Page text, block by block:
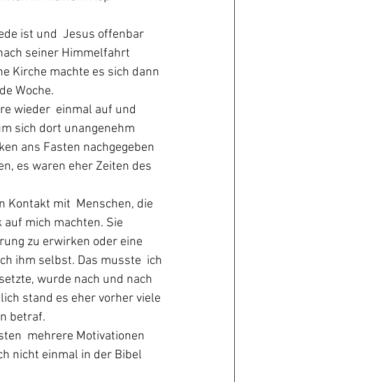
ist und  Jesus offenbar
seiner Himmelfahrt
Kirche machte es sich dann
Woche.
wieder  einmal auf und
sich dort unangenehm
ans Fasten nachgegeben
es waren eher Zeiten des
Kontakt mit  Menschen, die
mich machten. Sie
zu erwirken oder eine
ihm selbst. Das musste  ich
wurde nach und nach
stand es eher vorher viele
betraf.
mehrere Motivationen
nicht einmal in der Bibel